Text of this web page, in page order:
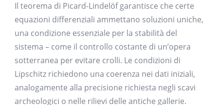
Il teorema di Picard-Lindelöf garantisce che certe
equazioni differenziali ammettano soluzioni uniche,
una condizione essenziale per la stabilità del
sistema – come il controllo costante di un’opera
sotterranea per evitare crolli. Le condizioni di
Lipschitz richiedono una coerenza nei dati iniziali,
analogamente alla precisione richiesta negli scavi
archeologici o nelle rilievi delle antiche gallerie.